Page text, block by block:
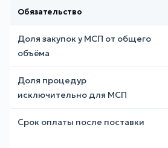
Обязательство
Доля закупок у МСП от общего
объёма
Доля процедур
исключительно для МСП
Срок оплаты после поставки